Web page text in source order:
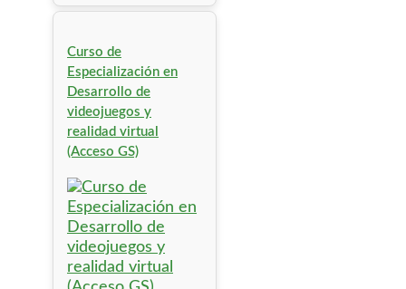
Curso de
Especialización en
Desarrollo de
videojuegos y
realidad virtual
(Acceso GS)